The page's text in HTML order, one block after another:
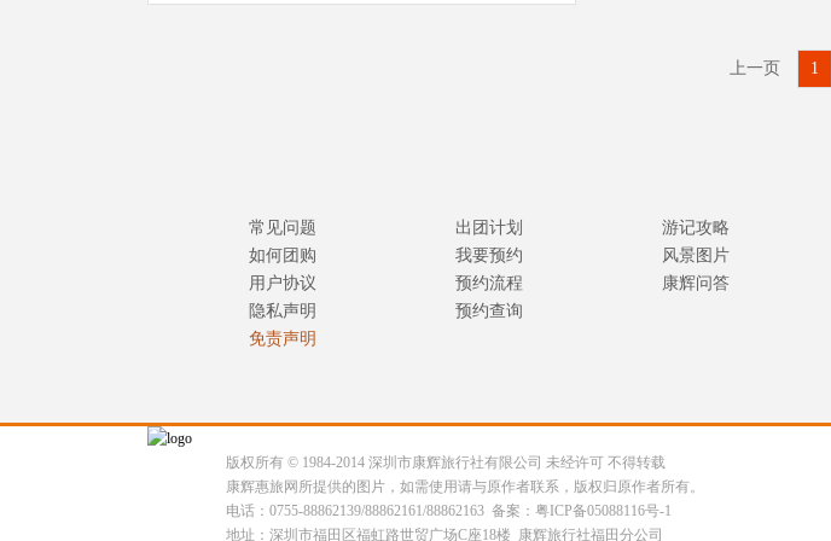
上一页 1
常见问题
如何团购
用户协议
隐私声明
免责声明
出团计划
我要预约
预约流程
预约查询
游记攻略
风景图片
康辉问答
版权所有 © 1984-2014 深圳市康辉旅行社有限公司 未经许可 不得转载
康辉惠旅网所提供的图片，如需使用请与原作者联系，版权归原作者所有。
电话：0755-88862139/88862161/88862163 备案：粤ICP备05088116号-1
地址：深圳市福田区福虹路世贸广场C座18楼 康辉旅行社福田分公司